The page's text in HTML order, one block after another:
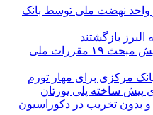
بیش از ۳۹۶ هزار واحد نهضت ملی توسط بانک
تمدید اجرای همزمان دو ویرایش مبحث ۱۹ مقررات ملی
مرکزی برای مهار تورم
پیش ساخته پلی یورتان
بدون تخریب در دکوراسیون